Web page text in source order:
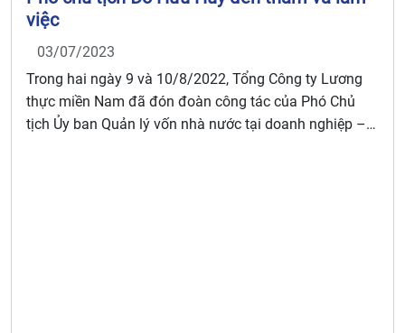
việc
03/07/2023
Trong hai ngày 9 và 10/8/2022, Tổng Công ty Lương
thực miền Nam đã đón đoàn công tác của Phó Chủ
tịch Ủy ban Quản lý vốn nhà nước tại doanh nghiệp –